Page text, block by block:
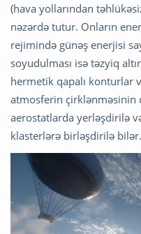
(hava yollarından
nəzərdə tutur. Onların
rejimində günəş enerjisi
soyudulması isə təzyiq
hermetik qapalı konturlar
atmosferin çirklənməsinin
aerostatlarda yerləşdirilə
klasterlərə birləşdirilə bilər.